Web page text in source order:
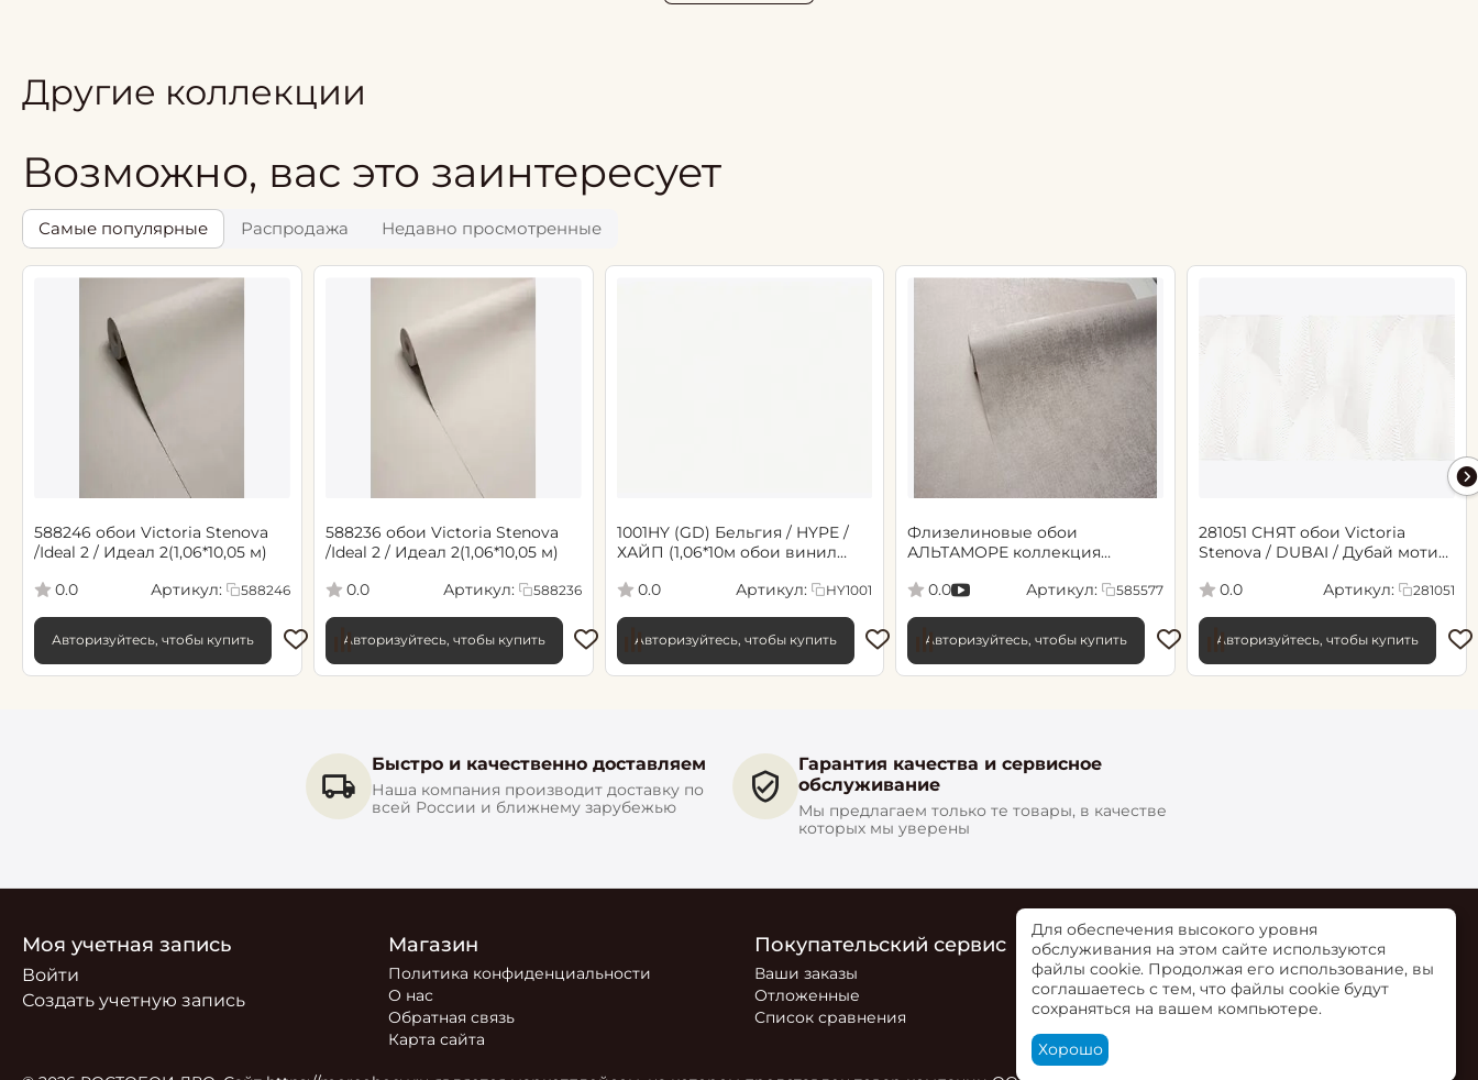
Другие коллекции
Возможно, вас это заинтересует
Самые популярные Распродажа Недавно просмотренные
588246 обои Victoria Stenova
/Ideal 2 / Идеал 2(1,06*10,05 м)
0.0
Артикул: 588246
Авторизуйтесь, чтобы купить
588236 обои Victoria Stenova
/Ideal 2 / Идеал 2(1,06*10,05 м)
0.0
Артикул: 588236
Авторизуйтесь, чтобы купить
1001HY (GD) Бельгия / HYPE /
ХАЙП (1,06*10м обои винил
0.0
Артикул: HY1001
Авторизуйтесь, чтобы купить
Флизелиновые обои
АЛЬТАМОРЕ коллекция
0.0
Артикул: 585577
Авторизуйтесь, чтобы купить
281051 СНЯТ обои Victoria
Stenova / DUBAI / Дубай мотив
0.0
Артикул: 281051
Авторизуйтесь, чтобы купить
Быстро и качественно доставляем
Наша компания производит доставку по
всей России и ближнему зарубежью
Гарантия качества и сервисное
обслуживание
Мы предлагаем только те товары, в качестве
которых мы уверены
Моя учетная запись
Войти
Создать учетную запись
Магазин
Политика конфиденциальности
О нас
Обратная связь
Карта сайта
Покупательский сервис
Ваши заказы
Отложенные
Список сравнения
Контакты
г. Ольгинская, ул. Верхне-Луговая 73Б,
пом. 2
+7 (863) 284-00-02
Для обеспечения высокого уровня
обслуживания на этом сайте используются
файлы cookie. Продолжая его использование, вы
соглашаетесь с тем, что файлы cookie будут
сохраняться на вашем компьютере.
Хорошо